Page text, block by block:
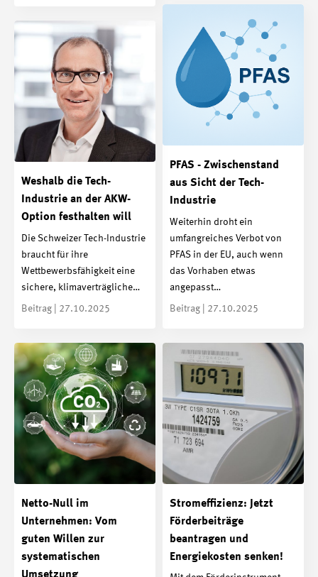
PFAS - Zwischenstand
aus Sicht der Tech-
Industrie
Weiterhin droht ein
umfangreiches Verbot von
PFAS in der EU, auch wenn
das Vorhaben etwas
angepasst…
Beitrag | 27.10.2025
Weshalb die Tech-
Industrie an der AKW-
Option festhalten will
Die Schweizer Tech-Industrie
braucht für ihre
Wettbewerbsfähigkeit eine
sichere, klimaverträgliche…
Beitrag | 27.10.2025
Netto-Null im
Unternehmen: Vom
guten Willen zur
systematischen
Umsetzung
Stromeffizienz: Jetzt
Förderbeiträge
beantragen und
Energiekosten senken!